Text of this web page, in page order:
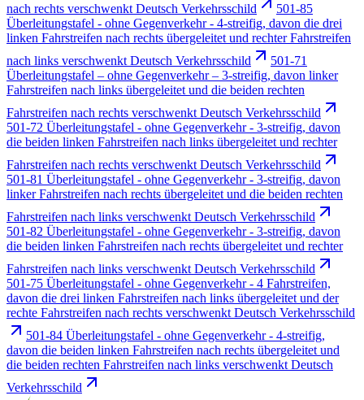
nach rechts verschwenkt Deutsch Verkehrsschild
501-85
Überleitungstafel - ohne Gegenverkehr - 4-streifig, davon die drei
linken Fahrstreifen nach rechts übergeleitet und rechter Fahrstreifen
nach links verschwenkt Deutsch Verkehrsschild
501-71
Überleitungstafel – ohne Gegenverkehr – 3-streifig, davon linker
Fahrstreifen nach links übergeleitet und die beiden rechten
Fahrstreifen nach rechts verschwenkt Deutsch Verkehrsschild
501-72 Überleitungstafel - ohne Gegenverkehr - 3-streifig, davon
die beiden linken Fahrstreifen nach links übergeleitet und rechter
Fahrstreifen nach rechts verschwenkt Deutsch Verkehrsschild
501-81 Überleitungstafel - ohne Gegenverkehr - 3-streifig, davon
linker Fahrstreifen nach rechts übergeleitet und die beiden rechten
Fahrstreifen nach links verschwenkt Deutsch Verkehrsschild
501-82 Überleitungstafel - ohne Gegenverkehr - 3-streifig, davon
die beiden linken Fahrstreifen nach rechts übergeleitet und rechter
Fahrstreifen nach links verschwenkt Deutsch Verkehrsschild
501-75 Überleitungstafel - ohne Gegenverkehr - 4 Fahrstreifen,
davon die drei linken Fahrstreifen nach links übergeleitet und der
rechte Fahrstreifen nach rechts verschwenkt Deutsch Verkehrsschild
501-84 Überleitungstafel - ohne Gegenverkehr - 4-streifig,
davon die beiden linken Fahrstreifen nach rechts übergeleitet und
die beiden rechten Fahrstreifen nach links verschwenkt Deutsch
Verkehrsschild